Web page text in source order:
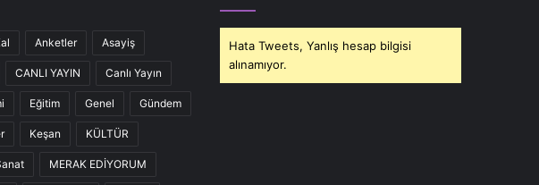
Anketler Asayiş
CANLI YAYIN Canlı Yayın
Eğitim Genel Gündem
Keşan KÜLTÜR
MERAK EDİYORUM
Hata Tweets, Yanlış hesap bilgisi
alınamıyor.